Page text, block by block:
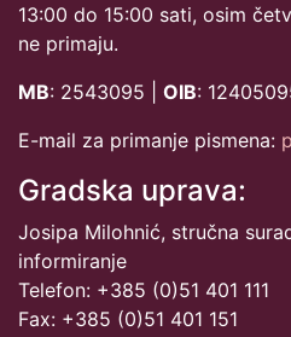
13:00 do 15:00 sati, osim
ne primaju.
MB: 2543095 | OIB:
E-mail za primanje pismena:
Gradska uprava:
Josipa Milohnić, stručna
informiranje
Telefon: +385 (0)51 401 111
Fax: +385 (0)51 401 151